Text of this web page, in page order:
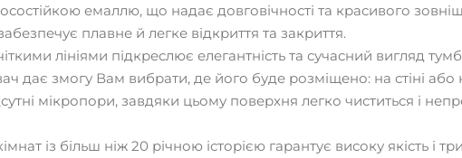
емаллю, що надає довговічності та красивого
плавне й легке відкриття та закриття.
лініями підкреслює елегантність та сучасний вигляд
дає змогу Вам вибрати, де його буде розміщено: на стіні або
мікропори, завдяки цьому поверхня легко чиститься і
із більш ніж 20 річною історією гарантує високу якість і